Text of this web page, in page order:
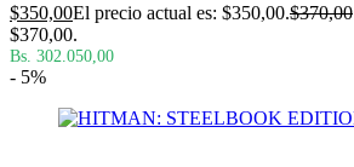
$350,00El precio actual es: $350,00.$370,00
$370,00.
Bs. 302.050,00
- 5%